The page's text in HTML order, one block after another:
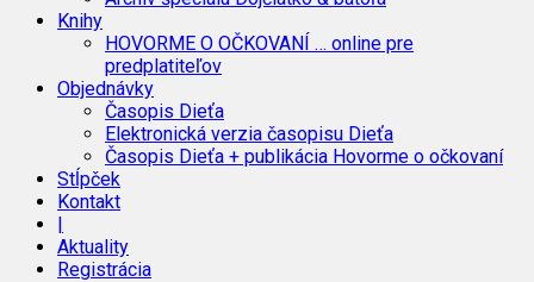
Knihy
HOVORME O OČKOVANÍ … online pre
predplatiteľov
Objednávky
Časopis Dieťa
Elektronická verzia časopisu Dieťa
Časopis Dieťa + publikácia Hovorme o očkovaní
Stĺpček
Kontakt
|
Aktuality
Registrácia